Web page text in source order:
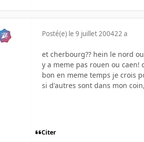
Posté(e) le 9 juillet 200422 a
et cherbourg?? hein le nord
y a meme pas rouen ou caen!
bon en meme temps je crois
si d'autres sont dans mon
Citer